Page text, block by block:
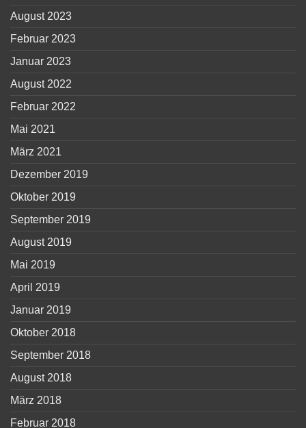
August 2023
Februar 2023
Januar 2023
August 2022
Februar 2022
Mai 2021
März 2021
Dezember 2019
Oktober 2019
September 2019
August 2019
Mai 2019
April 2019
Januar 2019
Oktober 2018
September 2018
August 2018
März 2018
Februar 2018